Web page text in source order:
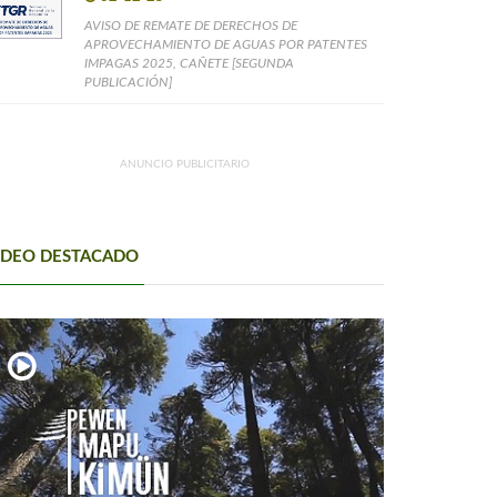
AVISO DE REMATE DE DERECHOS DE
APROVECHAMIENTO DE AGUAS POR PATENTES
IMPAGAS 2025, CAÑETE [SEGUNDA
PUBLICACIÓN]
ANUNCIO PUBLICITARIO
DESTACADO